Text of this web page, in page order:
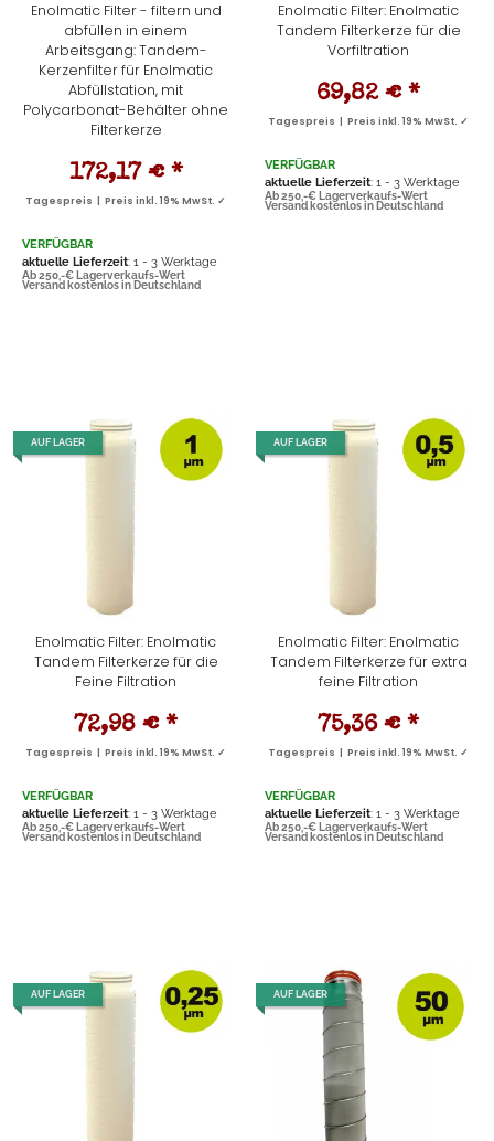
Enolmatic Filter - filtern und
abfüllen in einem
Arbeitsgang: Tandem-
Kerzenfilter für Enolmatic
Abfüllstation, mit
Polycarbonat-Behälter ohne
Filterkerze
172,17 € *
Tagespreis | Preis inkl. 19% MwSt. ✓
VERFÜGBAR
aktuelle Lieferzeit: 1 - 3 Werktage
Ab 250,-€ Lagerverkaufs-Wert
Versand kostenlos in Deutschland
Enolmatic Filter: Enolmatic
Tandem Filterkerze für die
Vorfiltration
69,82 € *
Tagespreis | Preis inkl. 19% MwSt. ✓
VERFÜGBAR
aktuelle Lieferzeit: 1 - 3 Werktage
Ab 250,-€ Lagerverkaufs-Wert
Versand kostenlos in Deutschland
AUF LAGER
Enolmatic Filter: Enolmatic
Tandem Filterkerze für die
Feine Filtration
72,98 € *
Tagespreis | Preis inkl. 19% MwSt. ✓
VERFÜGBAR
aktuelle Lieferzeit: 1 - 3 Werktage
Ab 250,-€ Lagerverkaufs-Wert
Versand kostenlos in Deutschland
AUF LAGER
Enolmatic Filter: Enolmatic
Tandem Filterkerze für extra
feine Filtration
75,36 € *
Tagespreis | Preis inkl. 19% MwSt. ✓
VERFÜGBAR
aktuelle Lieferzeit: 1 - 3 Werktage
Ab 250,-€ Lagerverkaufs-Wert
Versand kostenlos in Deutschland
AUF LAGER AUF LAGER